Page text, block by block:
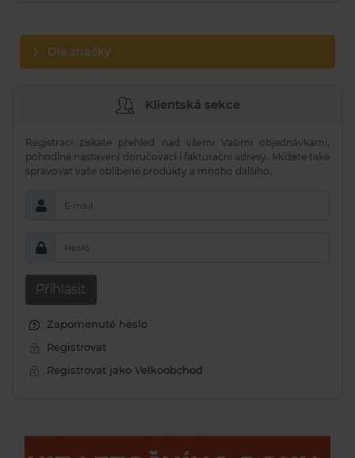
Dle značky
Klientská sekce
Registrací získáte přehled nad všemi Vašimi objednávkami,
pohodlné nastavení doručovací i fakturační adresy. Můžete také
spravovat vaše oblíbené produkty a mnoho dalšího.
E-mail
Heslo
Přihlásit
Zapomenuté heslo
Registrovat
Registrovat jako Velkoobchod